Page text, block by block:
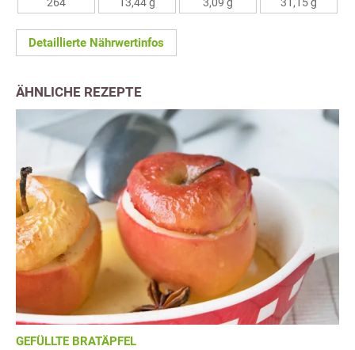
Detaillierte Nährwertinfos
ÄHNLICHE REZEPTE
GEFÜLLTE BRATÄPFEL